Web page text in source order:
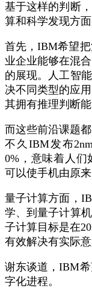
基于这样的判断
算和科学发现方
首先，IBM希望
业企业能够在混
的展现。人工智
决不同类型的应
其拥有推理判断
而这些前沿课题
不久IBM发布
0%，意味着人们
可以使手机由原
量子计算方面，
学、到量子计算
子计算目标是在
有效解决有实际意
谢东谈道，IBM
字化进程。